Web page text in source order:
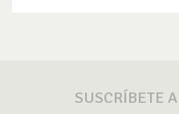
SUSCRÍBETE